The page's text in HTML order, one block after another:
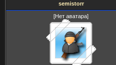
semistorr
[Нет аватара]